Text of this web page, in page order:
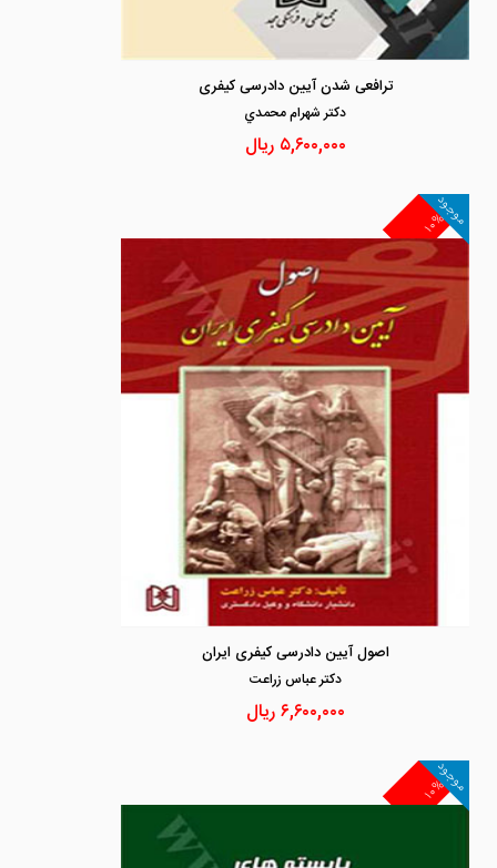
ترافعی شدن آیین دادرسی کیفری
دكتر شهرام محمدي
۵,۶۰۰,۰۰۰ ریال
۱۰%
موجود
اصول آیین دادرسی کیفری ایران
دكتر عباس زراعت
۶,۶۰۰,۰۰۰ریال
۱۰%
موجود